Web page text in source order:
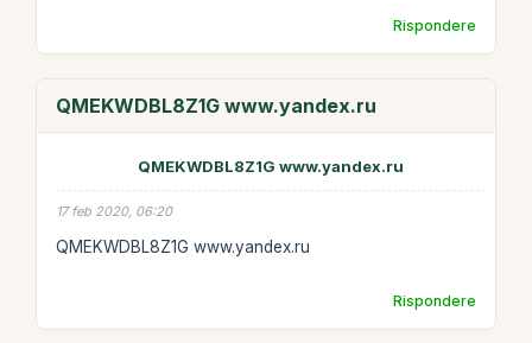
Rispondere
QMEKWDBL8Z1G www.yandex.ru
QMEKWDBL8Z1G www.yandex.ru
17 feb 2020, 06:20
QMEKWDBL8Z1G www.yandex.ru
Rispondere